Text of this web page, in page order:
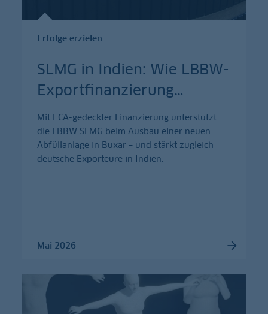
Erfolge erzielen
SLMG in Indien: Wie LBBW-
Exportfinanzierung…
Mit ECA-gedeckter Finanzierung unterstützt
die LBBW SLMG beim Ausbau einer neuen
Abfüllanlage in Buxar – und stärkt zugleich
deutsche Exporteure in Indien.
Mai 2026